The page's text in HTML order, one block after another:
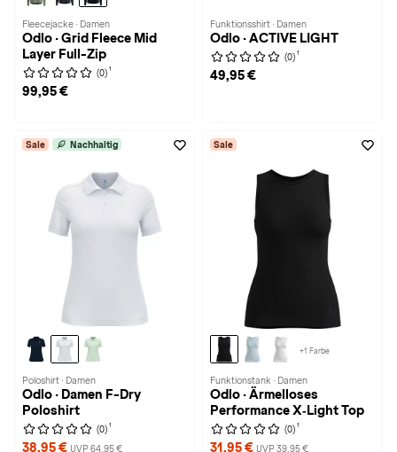
Fleecejacke · Damen
Odlo · Grid Fleece Mid
Layer Full-Zip
(0) 1
99,95 €
Funktionsshirt · Damen
Odlo · ACTIVE LIGHT
(0) 1
49,95 €
Sale Nachhaltig
Poloshirt · Damen
Odlo · Damen F-Dry
Poloshirt
(0) 1
38,95 € UVP 64,95 €
Sale
+1 Farbe
Funktionstank · Damen
Odlo · Ärmelloses
Performance X‑Light Top
(0) 1
31,95 € UVP 39,95 €